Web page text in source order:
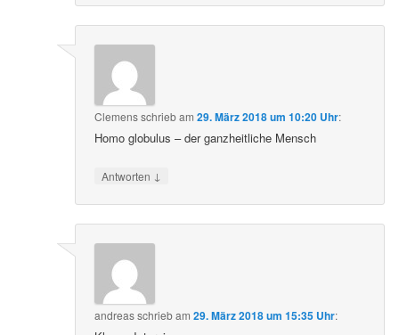
Clemensschriebam29. März 2018 um 10:20 Uhr:
Homo globulus – der ganzheitliche Mensch
Antworten ↓
andreasschriebam29. März 2018 um 15:35 Uhr: